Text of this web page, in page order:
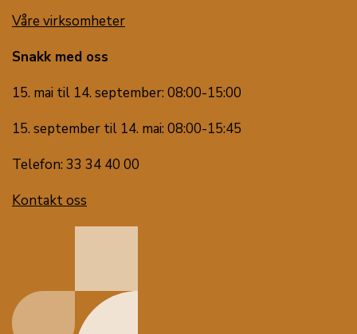
Våre virksomheter
Snakk med oss
15. mai til 14. september: 08:00-15:00
15. september til 14. mai: 08:00-15:45
Telefon: 33 34 40 00
Kontakt oss